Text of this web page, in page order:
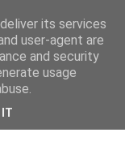
its services
user-agent are
and security
usage
IT